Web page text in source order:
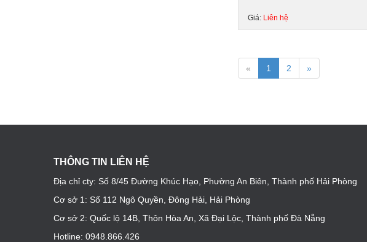
Giá: Liên hệ
« 1 2 »
THÔNG TIN LIÊN HỆ
Địa chỉ cty: Số 8/45 Đường Khúc Hạo, Phường An Biên, Thành phố Hải Phòng
Cơ sở 1: Số 112 Ngô Quyền, Đông Hải, Hải Phòng
Cơ sở 2: Quốc lộ 14B, Thôn Hòa An, Xã Đại Lộc, Thành phố Đà Nẵng
Hotline: 0948.866.426